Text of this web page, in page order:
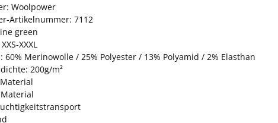
Woolpower
Artikelnummer: 7112
green
XXXL
60% Merinowolle / 25% Polyester / 13% Polyamid / 2% Elasthan
200g/m²